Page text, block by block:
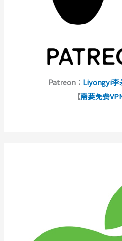
Patreon： Liyongyi李
【需要免费